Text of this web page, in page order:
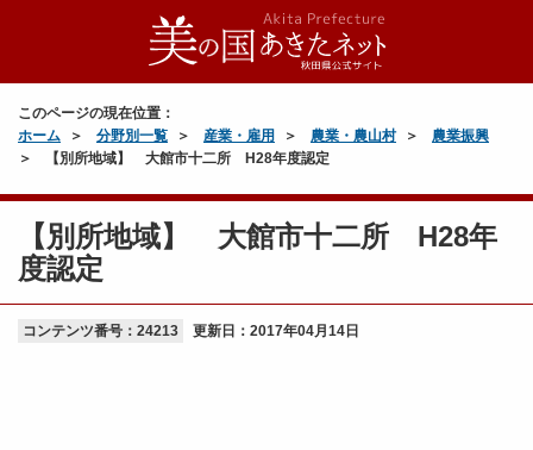
このページの現在位置：
ホーム
分野別一覧 産業・雇用 農業・農山村
農業振興
【別所地域】 大館市十二所 H28年度認定
【別所地域】 大館市十二所 H28年
度認定
コンテンツ番号：24213 更新日： 2017年04月14日